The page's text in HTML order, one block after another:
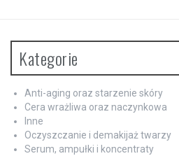
Kategorie
Anti-aging oraz starzenie skóry
Cera wrażliwa oraz naczynkowa
Inne
Oczyszczanie i demakijaż twarzy
Serum, ampułki i koncentraty